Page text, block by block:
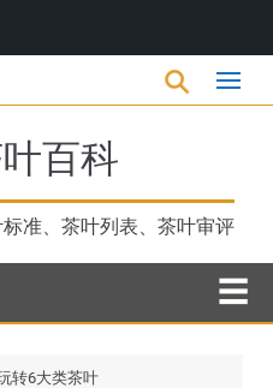
百科
准、茶叶列表、茶叶审评
转6大类茶叶